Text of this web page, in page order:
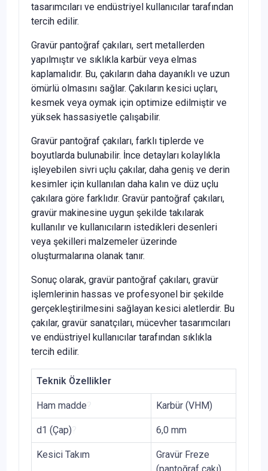
tasarımcıları ve endüstriyel kullanıcılar tarafından
tercih edilir.
Gravür pantoğraf çakıları, sert metallerden
yapılmıştır ve sıklıkla karbür veya elmas
kaplamalıdır. Bu, çakıların daha dayanıklı ve uzun
ömürlü olmasını sağlar. Çakıların kesici uçları,
kesmek veya oymak için optimize edilmiştir ve
yüksek hassasiyetle çalışabilir.
Gravür pantoğraf çakıları, farklı tiplerde ve
boyutlarda bulunabilir. İnce detayları kolaylıkla
işleyebilen sivri uçlu çakılar, daha geniş ve derin
kesimler için kullanılan daha kalın ve düz uçlu
çakılara göre farklıdır. Gravür pantoğraf çakıları,
gravür makinesine uygun şekilde takılarak
kullanılır ve kullanıcıların istedikleri desenleri
veya şekilleri malzemeler üzerinde
oluşturmalarına olanak tanır.
Sonuç olarak, gravür pantoğraf çakıları, gravür
işlemlerinin hassas ve profesyonel bir şekilde
gerçekleştirilmesini sağlayan kesici aletlerdir. Bu
çakılar, gravür sanatçıları, mücevher tasarımcıları
ve endüstriyel kullanıcılar tarafından sıklıkla
tercih edilir.
Teknik Özellikler
Ham madde Karbür (VHM)
d1 (Çap) 6,0 mm
Kesici Takım
Gravür Freze
(pantoğraf çakı)